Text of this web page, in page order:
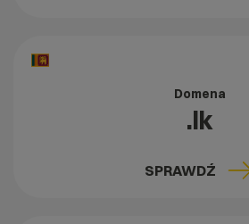
Domena
.lk
SPRAWDŹ